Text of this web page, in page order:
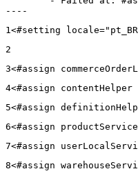
----
1 <#setting
2
3<#assign
4<#assign
5<#assign
6<#assign
7<#assign
8<#assign